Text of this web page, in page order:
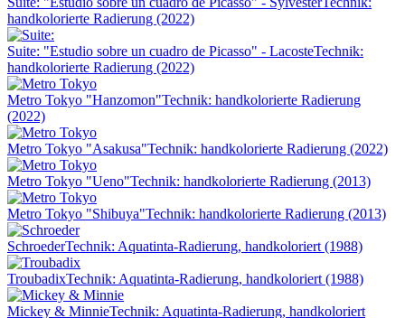
handkolorierte Radierung (2022)
Suite: "Estudio sobre un cuadro de Picasso" - LacosteTechnik:
handkolorierte Radierung (2022)
Metro Tokyo "Hanzomon"Technik: handkolorierte Radierung
(2022)
Metro Tokyo "Asakusa"Technik: handkolorierte Radierung (2022)
Metro Tokyo "Ueno"Technik: handkolorierte Radierung (2013)
Metro Tokyo "Shibuya"Technik: handkolorierte Radierung (2013)
SchroederTechnik: Aquatinta-Radierung, handkoloriert (1988)
TroubadixTechnik: Aquatinta-Radierung, handkoloriert (1988)
Mickey & MinnieTechnik: Aquatinta-Radierung, handkoloriert